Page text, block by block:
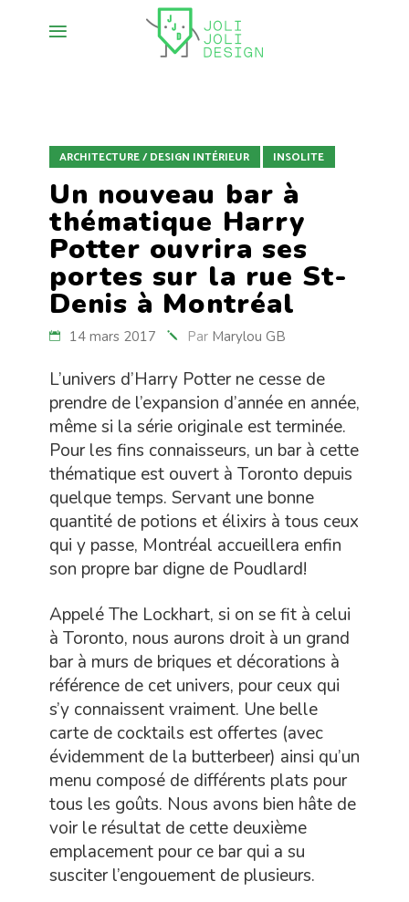
ARCHITECTURE / DESIGN INTÉRIEUR INSOLITE
Un nouveau bar à
thématique Harry
Potter ouvrira ses
portes sur la rue St-
Denis à Montréal
14 mars 2017 Par Marylou GB
L’univers d’Harry Potter ne cesse de
prendre de l’expansion d’année en année,
même si la série originale est terminée.
Pour les fins connaisseurs, un bar à cette
thématique est ouvert à Toronto depuis
quelque temps. Servant une bonne
quantité de potions et élixirs à tous ceux
qui y passe, Montréal accueillera enfin
son propre bar digne de Poudlard!
Appelé The Lockhart, si on se fit à celui
à Toronto, nous aurons droit à un grand
bar à murs de briques et décorations à
référence de cet univers, pour ceux qui
s’y connaissent vraiment. Une belle
carte de cocktails est offertes (avec
évidemment de la butterbeer) ainsi qu’un
menu composé de différents plats pour
tous les goûts. Nous avons bien hâte de
voir le résultat de cette deuxième
emplacement pour ce bar qui a su
susciter l’engouement de plusieurs.